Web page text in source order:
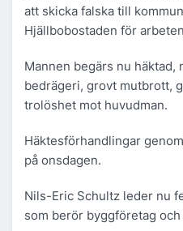
att skicka falska till
Hjällbobostaden för
Mannen begärs nu
bedrägeri, grovt mutbrott,
trolöshet mot huvudman.
Häktesförhandlingar
på onsdagen.
Nils-Eric Schultz leder nu
som berör byggföretag